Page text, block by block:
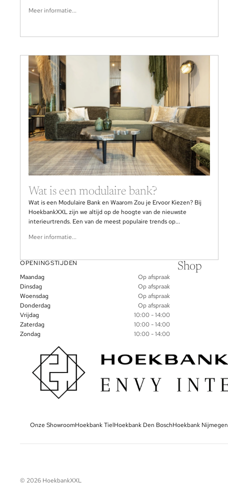
Meer informatie...
Wat is een modulaire bank?
Wat is een Modulaire Bank en Waarom Zou je Ervoor Kiezen? Bij
HoekbankXXL zijn we altijd op de hoogte van de nieuwste
interieurtrends. Een van de meest populaire trends op...
Meer informatie...
OPENINGSTIJDEN
Maandag
Op afspraak
Dinsdag
Op afspraak
Woensdag
Op afspraak
Donderdag
Op afspraak
Vrijdag
10:00 - 14:00
Zaterdag
10:00 - 14:00
Zondag
10:00 - 14:00
Shop
Onze ShowroomHoekbank TielHoekbank Den BoschHoekbank Nijmegen
© 2026 HoekbankXXL